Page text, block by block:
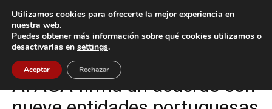
Inicio Vigo
Vigo
AFAGA firma un acuerdo con
Utilizamos cookies para ofrecerte la mejor experiencia en
nuestra web.
Puedes obtener más información sobre qué cookies utilizamos o
desactivarlas en settings.
Aceptar Rechazar